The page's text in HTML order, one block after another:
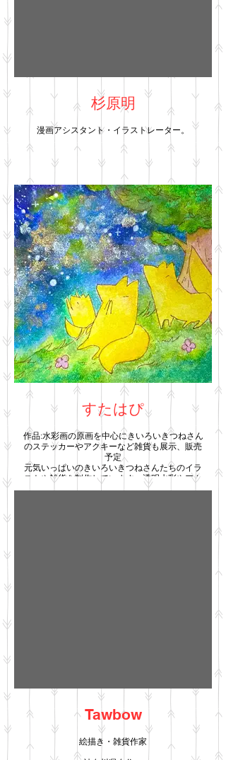
杉原明
漫画アシスタント・イラストレーター。
すたはぴ
作品:水彩画の原画を中心にきいろいきつねさん
のステッカーやアクキーなど雑貨も展示、販売
予定
元気いっぱいのきいろいきつねさんたちのイラ
ストや雑貨を制作しています。透明水彩やアク
リル絵具、デジタルイラスト、写真など様々な
Tawbow
絵描き・雑貨作家